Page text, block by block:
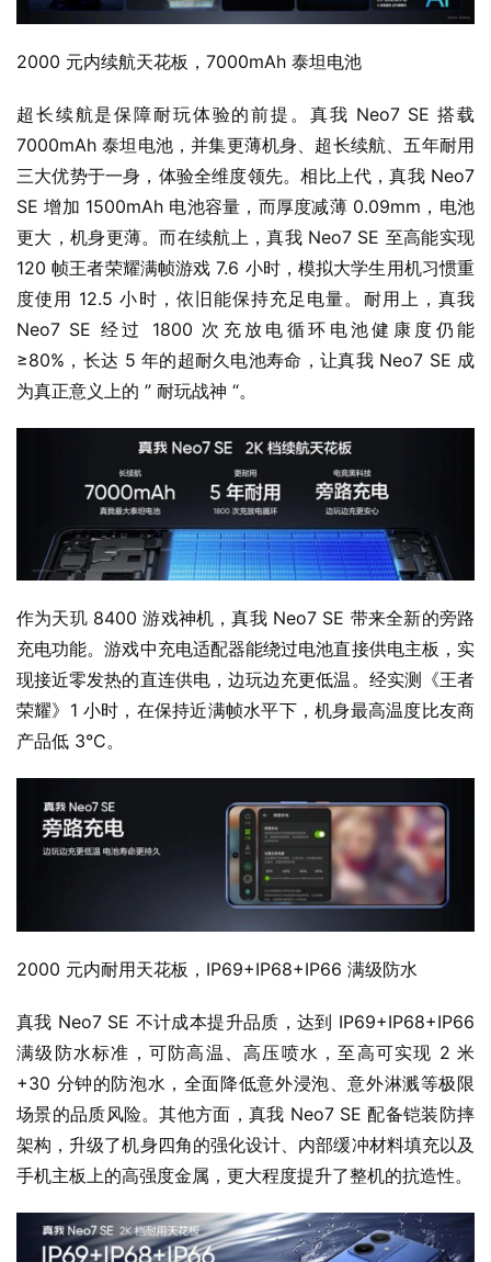
2000 元内续航天花板，7000mAh 泰坦电池
超长续航是保障耐玩体验的前提。真我 Neo7 SE 搭载
7000mAh 泰坦电池，并集更薄机身、超长续航、五年耐用
三大优势于一身，体验全维度领先。相比上代，真我 Neo7
SE 增加 1500mAh 电池容量，而厚度减薄 0.09mm，电池
更大，机身更薄。而在续航上，真我 Neo7 SE 至高能实现
120 帧王者荣耀满帧游戏 7.6 小时，模拟大学生用机习惯重
度使用 12.5 小时，依旧能保持充足电量。耐用上，真我
Neo7 SE 经过 1800 次充放电循环电池健康度仍能
≥80%，长达 5 年的超耐久电池寿命，让真我 Neo7 SE 成
为真正意义上的 ” 耐玩战神 “。
作为天玑 8400 游戏神机，真我 Neo7 SE 带来全新的旁路
充电功能。游戏中充电适配器能绕过电池直接供电主板，实
现接近零发热的直连供电，边玩边充更低温。经实测《王者
荣耀》1 小时，在保持近满帧水平下，机身最高温度比友商
产品低 3°C。
2000 元内耐用天花板，IP69+IP68+IP66 满级防水
真我 Neo7 SE 不计成本提升品质，达到 IP69+IP68+IP66
满级防水标准，可防高温、高压喷水，至高可实现 2 米
+30 分钟的防泡水，全面降低意外浸泡、意外淋溅等极限
场景的品质风险。其他方面，真我 Neo7 SE 配备铠装防摔
架构，升级了机身四角的强化设计、内部缓冲材料填充以及
手机主板上的高强度金属，更大程度提升了整机的抗造性。